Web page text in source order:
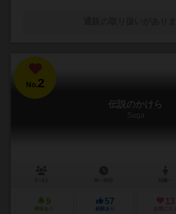
No.2
伝説のかけら
Saga
9
興味あり
57
経験あり
13
お気に入り